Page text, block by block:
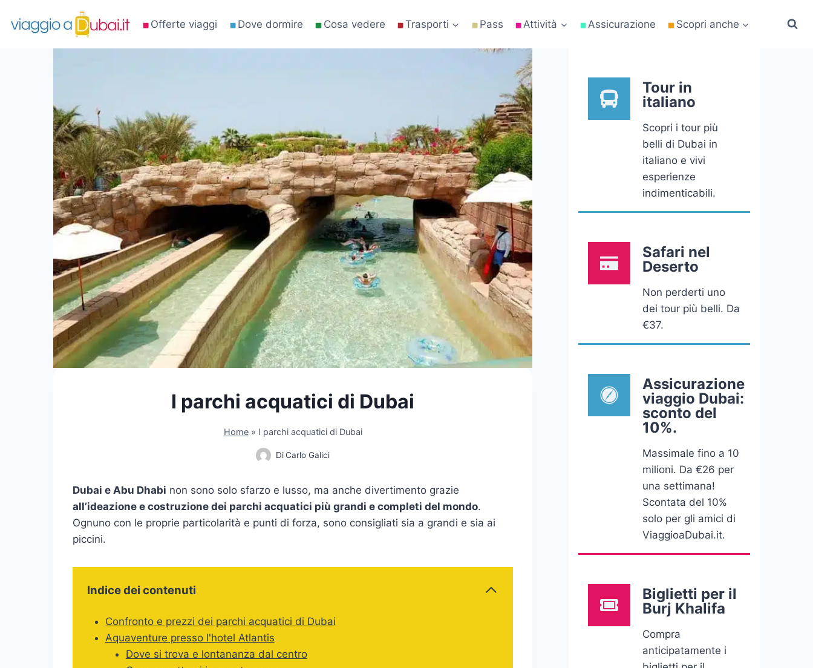
Offerte viaggi Dove dormire Cosa vedere Trasporti Pass Attività Assicurazione Scopri anche
I parchi acquatici di Dubai
Home» I parchi acquatici di Dubai
DiCarlo Galici
Dubai e Abu Dhabi non sono solo sfarzo e lusso, ma anche divertimento grazie
all’ideazione e costruzione dei parchi acquatici più grandi e completi del mondo.
Ognuno con le proprie particolarità e punti di forza, sono consigliati sia a grandi e sia ai
piccini.
Indice dei contenuti
Confronto e prezzi dei parchi acquatici di Dubai
Aquaventure presso l'hotel Atlantis
Dove si trova e lontananza dal centro
Tour in
italiano
Scopri i tour più
belli di Dubai in
italiano e vivi
esperienze
indimenticabili.
Safari nel
Deserto
Non perderti uno
dei tour più belli. Da
€37.
Assicurazione
viaggio Dubai:
sconto del
10%.
Massimale fino a 10
milioni. Da €26 per
una settimana!
Scontata del 10%
solo per gli amici di
ViaggioaDubai.it.
Biglietti per il
Burj Khalifa
Compra
anticipatamente i